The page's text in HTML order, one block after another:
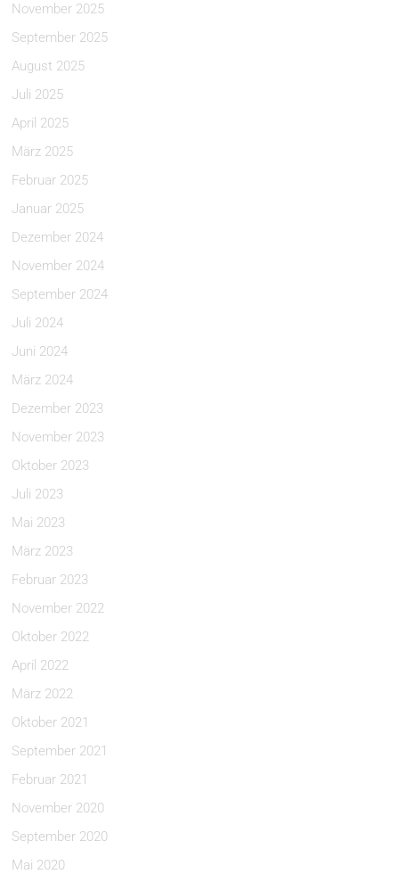
November 2025
September 2025
August 2025
Juli 2025
April 2025
März 2025
Februar 2025
Januar 2025
Dezember 2024
November 2024
September 2024
Juli 2024
Juni 2024
März 2024
Dezember 2023
November 2023
Oktober 2023
Juli 2023
Mai 2023
März 2023
Februar 2023
November 2022
Oktober 2022
April 2022
März 2022
Oktober 2021
September 2021
Februar 2021
November 2020
September 2020
Mai 2020